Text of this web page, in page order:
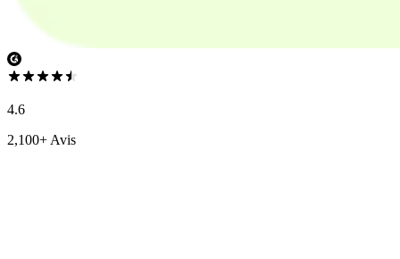
4.6
2,100+ Avis